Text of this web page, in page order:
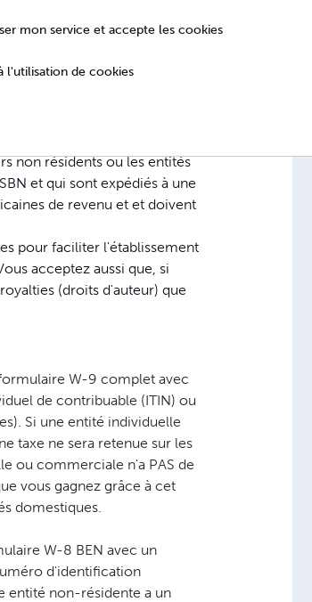
créateur obtenu avec
de signaler tous les
selon les conditions
Unis, TOUS les droits
de livraison ou leur
non résidents ou les entités
et qui sont expédiés à une
de revenu et et doivent
pour faciliter l'établissement
acceptez aussi que, si
(droits d'auteur) que
W-9 complet avec
de contribuable (ITIN) ou
Si une entité individuelle
taxe ne sera retenue sur les
ou commerciale n'a PAS de
vous gagnez grâce à cet
domestiques.
W-8 BEN avec un
d'identification
entité non-résidente a un
mon service et accepte les cookies
l'utilisation de cookies